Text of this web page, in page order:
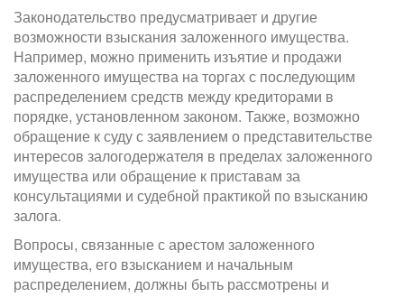
Законодательство предусматривает и другие
возможности взыскания заложенного имущества.
Например, можно применить изъятие и продажи
заложенного имущества на торгах с последующим
распределением средств между кредиторами в
порядке, установленном законом. Также, возможно
обращение к суду с заявлением о представительстве
интересов залогодержателя в пределах заложенного
имущества или обращение к приставам за
консультациями и судебной практикой по взысканию
залога.
Вопросы, связанные с арестом заложенного
имущества, его взысканием и начальным
распределением, должны быть рассмотрены и